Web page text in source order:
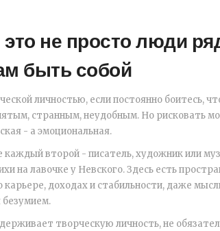
не просто люди
быть собой
личностью, если постоянно боитесь,
странным, неудобным. Но рисковать
- а эмоциональная.
второй - писатель, художник или
на лавочке у Невского. Здесь есть
карьере, доходах и стабильности, даже
безумием.
творческую личность, не